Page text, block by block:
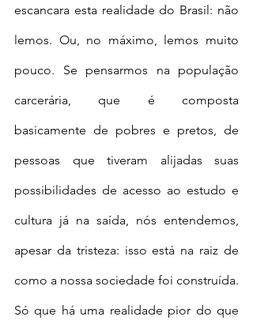
escancara esta realidade do Brasil: não
lemos. Ou, no máximo, lemos muito
pouco. Se pensarmos na população
carcerária, que é composta
basicamente de pobres e pretos, de
pessoas que tiveram alijadas suas
possibilidades de acesso ao estudo e
cultura já na saída, nós entendemos,
apesar da tristeza: isso está na raiz de
como a nossa sociedade foi construída.
Só que há uma realidade pior do que